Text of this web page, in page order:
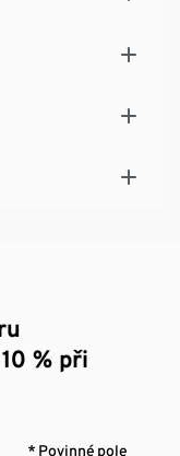
% při
* Povinné pole